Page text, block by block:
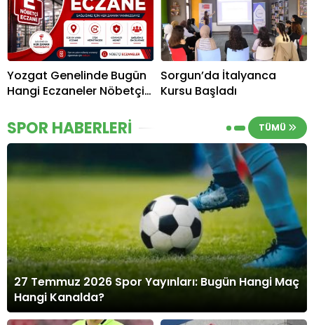
Yozgat Genelinde Bugün
Hangi Eczaneler Nöbetçi?
Sorgun’da İtalyanca
Kursu Başladı
SPOR HABERLERİ TÜMÜ
27 Temmuz 2026 Spor Yayınları: Bugün Hangi Maç
Hangi Kanalda?